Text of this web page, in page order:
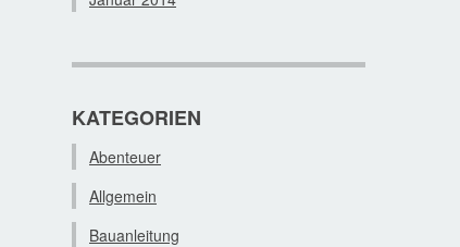
KATEGORIEN
Abenteuer
Allgemein
Bauanleitung